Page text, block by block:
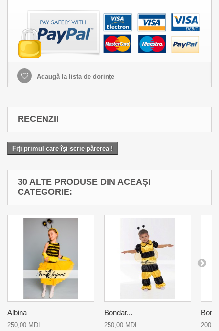
Adaugă la lista de dorințe
RECENZII
Fiți primul care își scrie părerea !
30 ALTE PRODUSE DIN ACEAȘI
CATEGORIE:
Albina
250,00 MDL
Bondar...
250,00 MDL